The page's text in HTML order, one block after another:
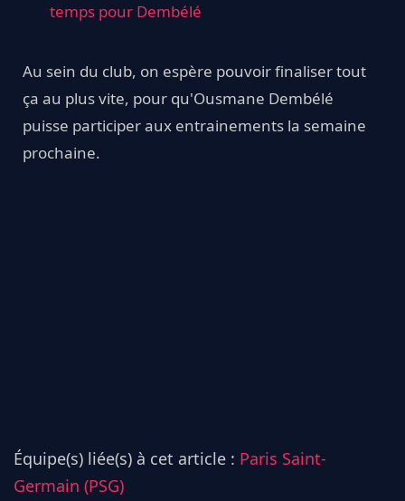
temps pour Dembélé
Au sein du club, on espère pouvoir finaliser tout
ça au plus vite, pour qu'Ousmane Dembélé
puisse participer aux entrainements la semaine
prochaine.
Équipe(s) liée(s) à cet article : Paris Saint-
Germain (PSG)